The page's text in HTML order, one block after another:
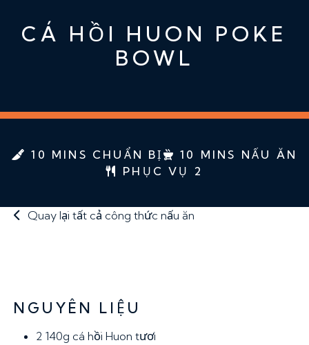
CÁ HỒI HUON POKE
BOWL
10 MINS CHUẨN BỊ
10 MINS NẤU ĂN
PHỤC VỤ 2
Quay lại tất cả công thức nấu ăn
NGUYÊN LIỆU
2 140g cá hồi Huon tươi